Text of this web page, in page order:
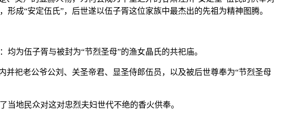
成“安定伍氏”，后世遂以伍子胥这位家族中最杰出的先祖为精神图腾。
为伍子胥与被封为“节烈圣母”的渔女晶氏的共祀庙。
并祀老公爷公刘、关圣帝君、显圣侍郎伍员，以及被后世尊奉为“节烈圣母
地民众对这对忠烈夫妇世代不绝的香火供奉。